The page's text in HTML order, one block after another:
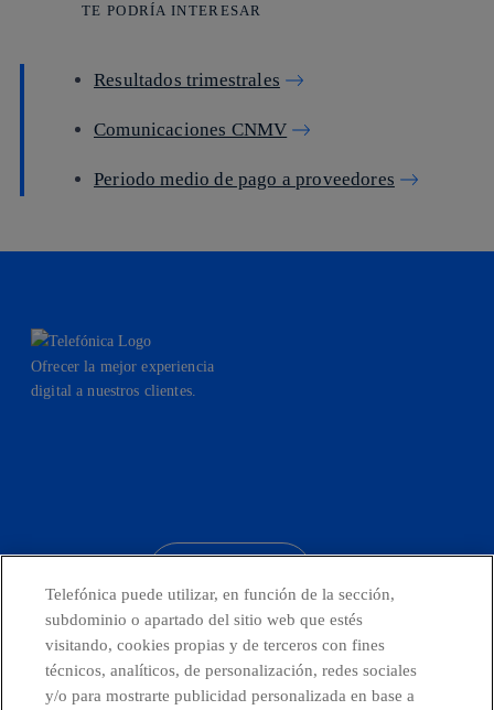
TE PODRÍA INTERESAR
Resultados trimestrales
Comunicaciones CNMV
Periodo medio de pago a proveedores
Ofrecer la mejor experiencia
digital a nuestros clientes.
Países y Unidades emergentes
Telefónica puede utilizar, en función de la sección,
subdominio o apartado del sitio web que estés
visitando, cookies propias y de terceros con fines
técnicos, analíticos, de personalización, redes sociales
y/o para mostrarte publicidad personalizada en base a